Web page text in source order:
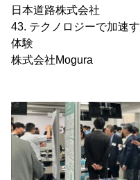
日本道路株式会社
43. テクノロジーで加速
体験
株式会社Mogura